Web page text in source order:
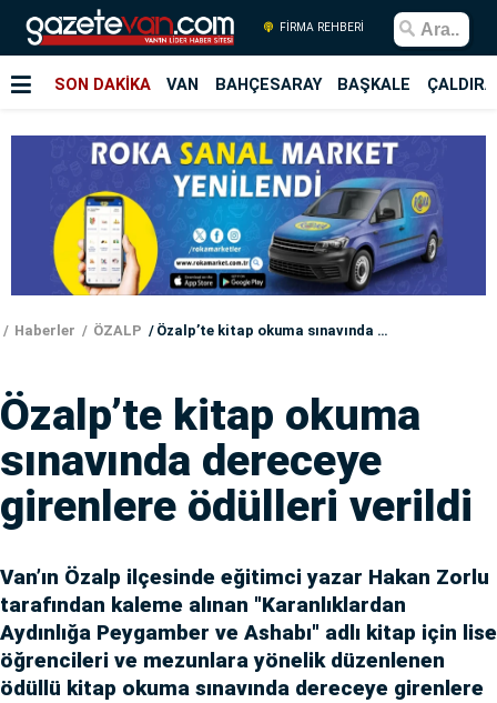
FİRMA REHBERİ
SON DAKİKA VAN BAHÇESARAY BAŞKALE
Haberler ÖZALP Özalp’te kitap okuma sınavında dereceye girenlere ödülleri verildi
Özalp’te kitap okuma
sınavında dereceye
girenlere ödülleri verildi
Van’ın Özalp ilçesinde eğitimci yazar Hakan Zorlu
tarafından kaleme alınan "Karanlıklardan
Aydınlığa Peygamber ve Ashabı" adlı kitap için lise
öğrencileri ve mezunlara yönelik düzenlenen
ödüllü kitap okuma sınavında dereceye girenlere